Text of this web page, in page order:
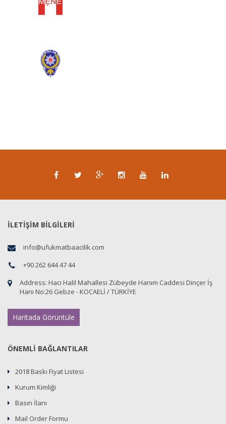
İLETİŞİM BİLGİLERİ
info@ufukmatbaacilik.com
+90 262 644 47 44
Address: Hacı Halil Mahallesi Zübeyde Hanım Caddesi Dinçer İş
Hanı No:26 Gebze - KOCAELİ / TÜRKİYE
Haritada Görüntüle
ÖNEMLİ BAĞLANTILAR
2018 Baskı Fiyat Listesi
Kurum Kimliği
Basın İlanı
Mail Order Formu